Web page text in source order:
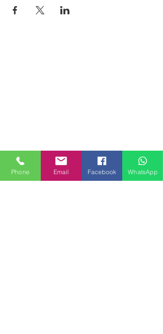
MILANHOUSES
Phone Email Facebook WhatsApp